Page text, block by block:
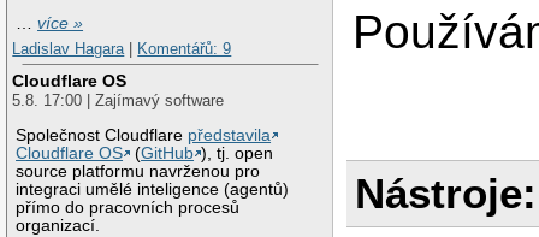
…více »
Ladislav Hagara| Komentářů: 9
Cloudflare OS
5.8. 17:00 | Zajímavý software
Společnost Cloudflare představila
Cloudflare OS
(GitHub ), tj. open
source platformu navrženou pro
integraci umělé inteligence (agentů)
přímo do pracovních procesů
organizací.
Nástroje: